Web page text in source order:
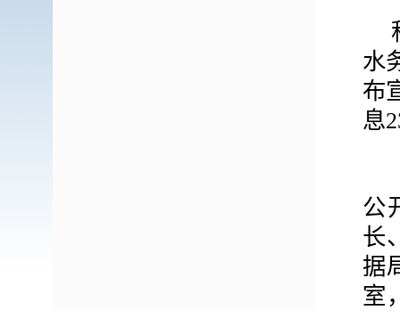
水
布
息
公
长
据
室